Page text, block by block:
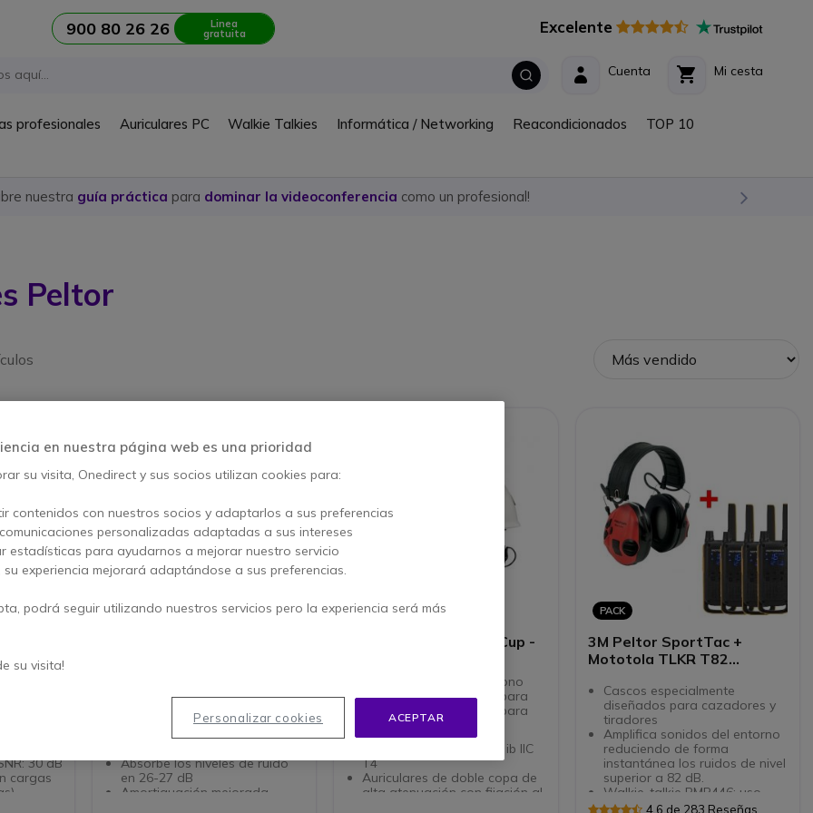
900 80 26 26 Linea
gratuita Excelente
Mi cesta
Cuenta
profesionales Auriculares PC Walkie Talkies Informática / Networking Reacondicionados TOP 10
nuestra guía práctica para dominar la videoconferencia como un profesional!
Peltor
-
y de
de
30 dB
cargas
casco y aislamiento de
protección auditiva
Absorbe los niveles de ruido
en 26-27 dB
Amortiguación mejorada
3M Peltor Atex Twin Cup -
Auricular ATEX con microfono
con cancelación de ruido para
móviles y walkies-versión para
Certificación Ex II 2 G Ex ib IIC
T4
Auriculares de doble copa de
alta atenuación con fijación al
PACK
3M Peltor SportTac +
Mototola TLKR T82
Cascos especialmente
diseñados para cazadores y
tiradores
Amplifica sonidos del entorno
reduciendo de forma
instantánea los ruidos de nivel
superior a 82 dB.
Walkie-talkie PMR446: uso
libre (no requiere licencia)
4.6 de 283 Reseñas
en nuestra página web es una prioridad
su visita, Onedirect y sus socios utilizan cookies para:
contenidos con nuestros socios y adaptarlos a sus preferencias
personalizadas adaptadas a sus intereses
estadísticas para ayudarnos a mejorar nuestro servicio
su experiencia mejorará adaptándose a sus preferencias.
podrá seguir utilizando nuestros servicios pero la experiencia será más
su visita!
ACEPTAR
Personalizar cookies